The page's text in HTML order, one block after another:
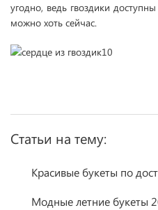
угодно, ведь гвоздики
можно хоть сейчас.
Статьи на тему:
Красивые букеты по
Модные летние букеты